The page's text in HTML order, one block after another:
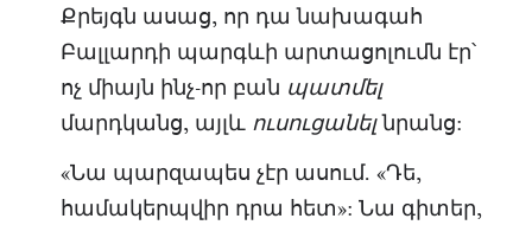
Քրեյգն ասաց, որ դա նախագահ
Բալլարդի պարգևի արտացոլումն էր՝
ոչ միայն ինչ-որ բան պատմել
մարդկանց, այլև ուսուցանելնրանց:
«Նա պարզապես չէր ասում. «Դե,
համակերպվիր դրա հետ»: Նա գիտեր,